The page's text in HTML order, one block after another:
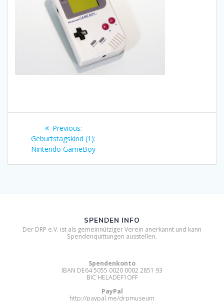
Beitragsnavigation
Previous:Previous
post:
Geburtstagskind (1):
Nintendo GameBoy
SPENDEN INFO
Der DRP e.V. ist als gemeinnütziger Verein anerkannt und kann
Spendenquittungen ausstellen.
Spendenkonto
IBAN DE64 5055 0020 0002 2851 93
BIC HELADEF1OFF
PayPal
http://paypal.me/drpmuseum